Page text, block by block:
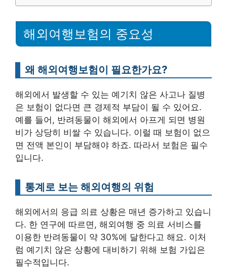
해외여행보험의 중요성
왜 해외여행보험이 필요한가요?
해외에서 발생할 수 있는 예기치 않은 사고나 질병
은 보험이 없다면 큰 경제적 부담이 될 수 있어요.
예를 들어, 반려동물이 해외에서 아프게 되면 병원
비가 상당히 비쌀 수 있습니다. 이럴 때 보험이 없으
면 전액 본인이 부담해야 하죠. 따라서 보험은 필수
입니다.
통계로 보는 해외여행의 위험
해외에서의 응급 의료 상황은 매년 증가하고 있습니
다. 한 연구에 따르면, 해외여행 중 의료 서비스를
이용한 반려동물이 약 30%에 달한다고 해요. 이처
럼 예기치 않은 상황에 대비하기 위해 보험 가입은
필수적입니다.